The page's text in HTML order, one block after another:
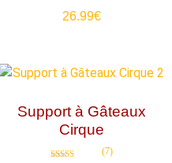
26.99€
Support à Gâteaux
Cirque
(7)